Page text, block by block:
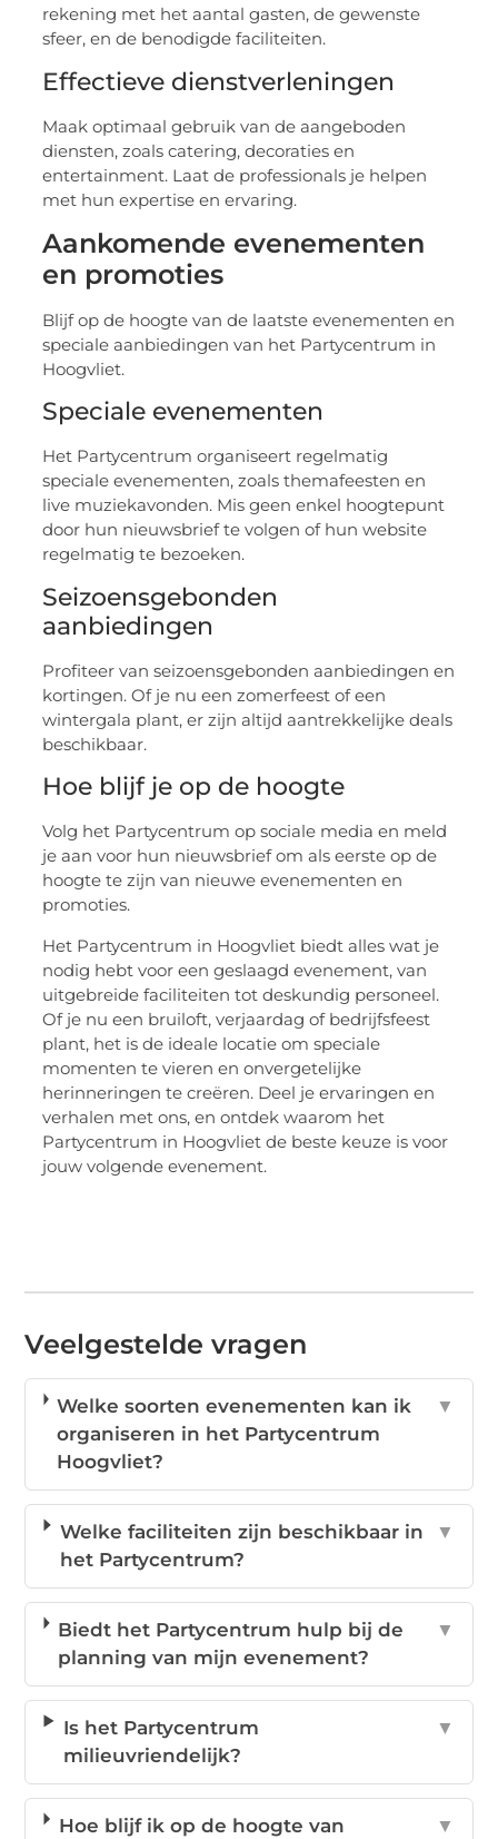
rekening met het aantal gasten, de gewenste
sfeer, en de benodigde faciliteiten.
Effectieve dienstverleningen
Maak optimaal gebruik van de aangeboden
diensten, zoals catering, decoraties en
entertainment. Laat de professionals je helpen
met hun expertise en ervaring.
Aankomende evenementen
en promoties
Blijf op de hoogte van de laatste evenementen en
speciale aanbiedingen van het Partycentrum in
Hoogvliet.
Speciale evenementen
Het Partycentrum organiseert regelmatig
speciale evenementen, zoals themafeesten en
live muziekavonden. Mis geen enkel hoogtepunt
door hun nieuwsbrief te volgen of hun website
regelmatig te bezoeken.
Seizoensgebonden
aanbiedingen
Profiteer van seizoensgebonden aanbiedingen en
kortingen. Of je nu een zomerfeest of een
wintergala plant, er zijn altijd aantrekkelijke deals
beschikbaar.
Hoe blijf je op de hoogte
Volg het Partycentrum op sociale media en meld
je aan voor hun nieuwsbrief om als eerste op de
hoogte te zijn van nieuwe evenementen en
promoties.
Het Partycentrum in Hoogvliet biedt alles wat je
nodig hebt voor een geslaagd evenement, van
uitgebreide faciliteiten tot deskundig personeel.
Of je nu een bruiloft, verjaardag of bedrijfsfeest
plant, het is de ideale locatie om speciale
momenten te vieren en onvergetelijke
herinneringen te creëren. Deel je ervaringen en
verhalen met ons, en ontdek waarom het
Partycentrum in Hoogvliet de beste keuze is voor
jouw volgende evenement.
Veelgestelde vragen
Welke soorten evenementen kan ik
organiseren in het Partycentrum
Hoogvliet?
▼
Welke faciliteiten zijn beschikbaar in
het Partycentrum?
▼
Biedt het Partycentrum hulp bij de
planning van mijn evenement?
▼
Is het Partycentrum
milieuvriendelijk?
▼
Hoe blijf ik op de hoogte van
▼